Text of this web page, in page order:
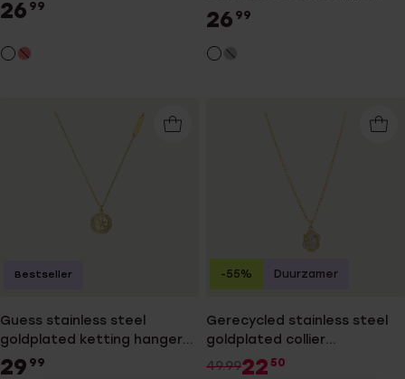
dames
26 99
hanger met kristal voor
dames
26 99
Guess stainless steel
goldplated ketting hanger
4g logo voor dames
29 99
Bestseller
Gerecycled stainless steel
goldplated collier
mattenklopper kristal
49.9922 50
-55% Duurzamer